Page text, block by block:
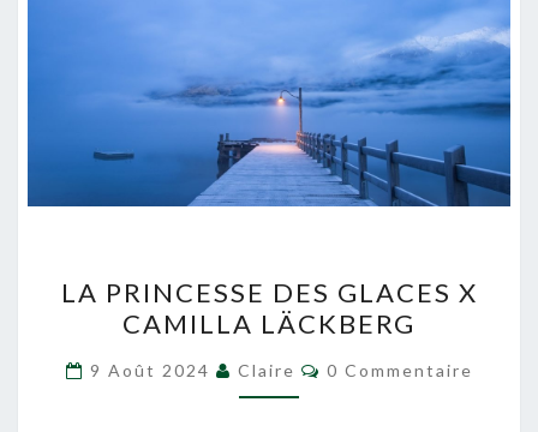
PRINCESSE
DES
GLACES
X
LA PRINCESSE DES GLACES X
CAMILLA LÄCKBERG
9 Août 2024 Claire Commentaires
0 Commentaire